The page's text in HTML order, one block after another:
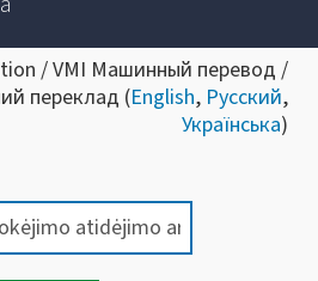
/ VMI Машинный перевод /
переклад (English, Русский,
Українська)